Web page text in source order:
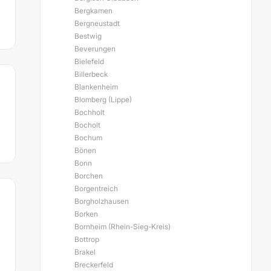
Bergkamen
Bergneustadt
Bestwig
Beverungen
Bielefeld
Billerbeck
Blankenheim
Blomberg (Lippe)
Bochholt
Bocholt
Bochum
Bönen
Bonn
Borchen
Borgentreich
Borgholzhausen
Borken
Bornheim (Rhein-Sieg-Kreis)
Bottrop
Brakel
Breckerfeld